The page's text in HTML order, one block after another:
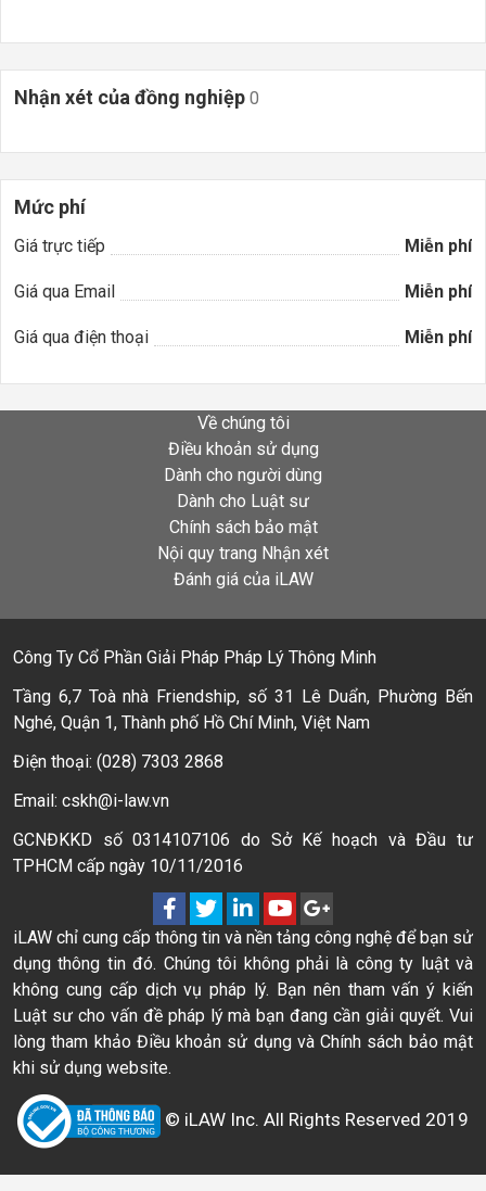
Nhận xét của đồng nghiệp 0
Mức phí
Giá trực tiếp Miễn phí
Giá qua Email Miễn phí
Giá qua điện thoại Miễn phí
Về chúng tôi
Điều khoản sử dụng
Dành cho người dùng
Dành cho Luật sư
Chính sách bảo mật
Nội quy trang Nhận xét
Đánh giá của iLAW
Công Ty Cổ Phần Giải Pháp Pháp Lý Thông Minh
Tầng 6,7 Toà nhà Friendship, số 31 Lê Duẩn, Phường Bến
Nghé, Quận 1, Thành phố Hồ Chí Minh, Việt Nam
Điện thoại: (028) 7303 2868
Email: cskh@i-law.vn
GCNĐKKD số 0314107106 do Sở Kế hoạch và Đầu tư
TPHCM cấp ngày 10/11/2016
iLAW chỉ cung cấp thông tin và nền tảng công nghệ để bạn sử
dụng thông tin đó. Chúng tôi không phải là công ty luật và
không cung cấp dịch vụ pháp lý. Bạn nên tham vấn ý kiến
Luật sư cho vấn đề pháp lý mà bạn đang cần giải quyết. Vui
lòng tham khảo Điều khoản sử dụng và Chính sách bảo mật
khi sử dụng website.
© iLAW Inc. All Rights Reserved 2019